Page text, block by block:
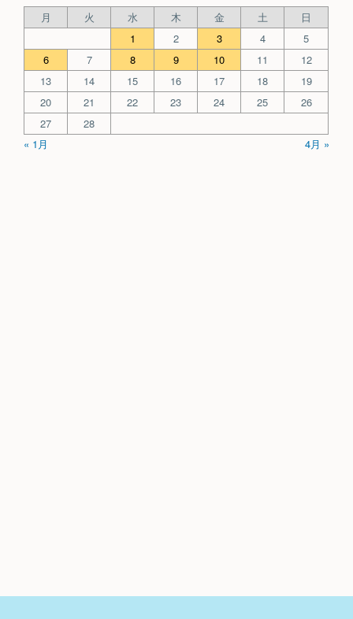
月 火 水 木 金 土
日
1
2 3 4
5
6
7 8 9 10 11
12
13
14 15 16 17 18
19
20
21 22 23 24 25
26
27
28
« 1月
4月 »